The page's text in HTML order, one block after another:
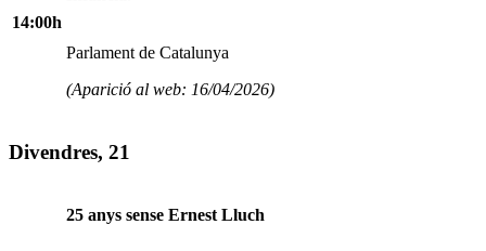
14:00h
Parlament de Catalunya
(Aparició al web: 16/04/2026)
Divendres, 21
25 anys sense Ernest Lluch